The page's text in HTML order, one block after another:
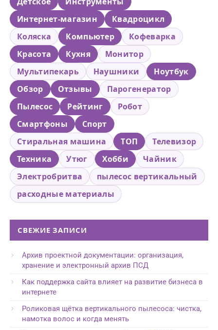
Интернет-магазин
Квадроцикл
Коляска
Компьютер
Кофеварка
Красота
Кухня
Монитор
Мультипекарь
Наушники
Ноутбук
Обзор
Отзывы
Парогенератор
Пылесос
Рейтинг
Робот
Смартфоны
Спорт
Стиральная машина
ТОП
Телевизор
Техника
Утюг Хобби
Чайник
Электробритва
пылесос вертикальный
расходные материалы
СВЕЖИЕ ЗАПИСИ
Архив проектной документации: организация,
хранение и электронный архив ПСД
Как поддержка сайта влияет на развитие бизнеса в
интернете
Роликовая щётка вертикального пылесоса: чистка,
намотка волос и когда менять